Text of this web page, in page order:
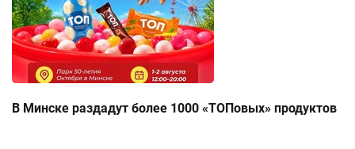
В Минске раздадут более 1000 «ТОПовых» продуктов